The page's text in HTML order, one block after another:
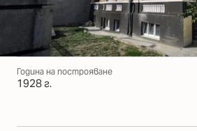
Година на построяване
1928 г.